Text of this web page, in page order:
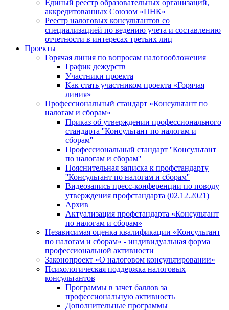
Единый реестр образовательных организаций,
аккредитованных Союзом «ПНК»
Реестр налоговых консультантов со
специализацией по ведению учета и составлению
отчетности в интересах третьих лиц
Проекты
Горячая линия по вопросам налогообложения
График дежурств
Участники проекта
Как стать участником проекта «Горячая
линия»
Профессиональный стандарт «Консультант по
налогам и сборам»
Приказ об утверждении профессионального
стандарта ''Консультант по налогам и
сборам''
Профессиональный стандарт ''Консультант
по налогам и сборам''
Пояснительная записка к профстандарту
''Консультант по налогам и сборам''
Видеозапись пресс-конференции по поводу
утверждения профстандарта (02.12.2021)
Архив
Актуализация профстандарта «Консультант
по налогам и сборам»
Независимая оценка квалификации «Консультант
по налогам и сборам» - индивидуальная форма
профессиональной активности
Законопроект «О налоговом консультировании»
Психологическая поддержка налоговых
консультантов
Программы в зачет баллов за
профессиональную активность
Дополнительные программы